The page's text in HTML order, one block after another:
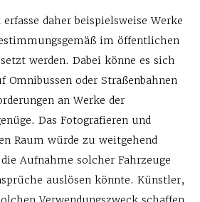
daher beispielsweise Werke
im öffentlichen
werden. Dabei könne es sich
Omnibussen oder Straßenbahnen
an Werke der
Das Fotografieren und
Raum würde zu weitgehend
Aufnahme solcher Fahrzeuge
auslösen könnte. Künstler,